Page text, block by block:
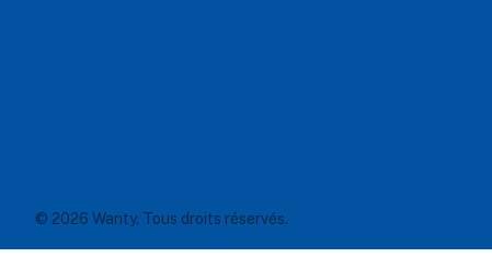
© 2026 Wanty. Tous droits réservés.